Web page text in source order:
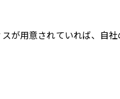
が用意されていれば、自